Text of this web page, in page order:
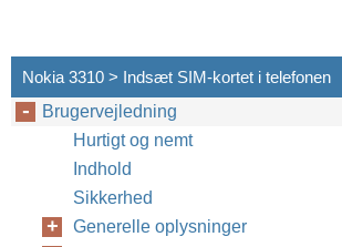
Nokia 3310 > Indsæt SIM-kortet i telefonen
Brugervejledning
Hurtigt og nemt
Indhold
Sikkerhed
Generelle oplysninger